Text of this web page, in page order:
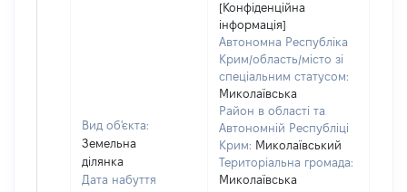
Вид об'єкта:
Земельна
ділянка
Дата набуття
[Конфіденційна
інформація]
Автономна Республіка
Крим/область/місто зі
спеціальним статусом:
Миколаївська
Район в області та
Автономній Республіці
Крим: Миколаївський
Територіальна громада:
Миколаївська